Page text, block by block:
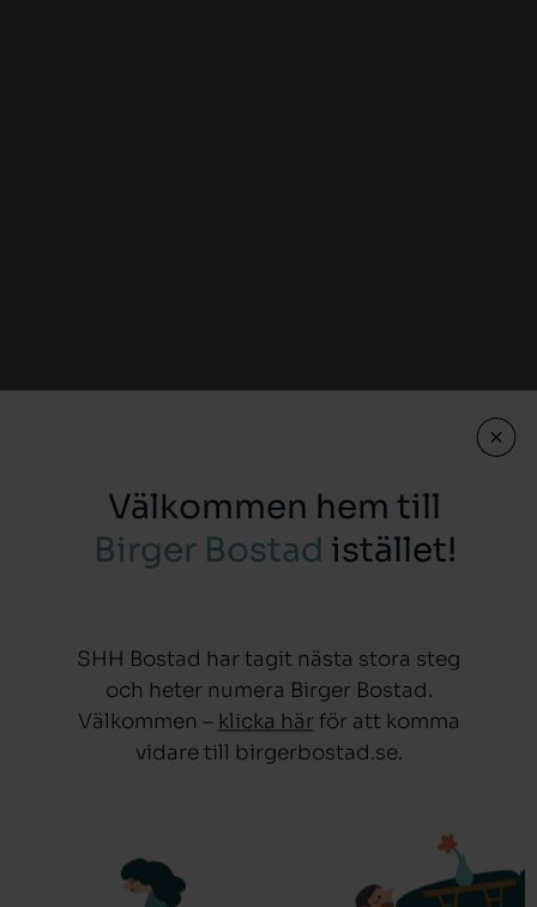
Välkommen hem till
Birger Bostad istället!
SHH Bostad har tagit nästa stora steg
och heter numera Birger Bostad.
Välkommen – klicka härför att komma
vidare till birgerbostad.se.